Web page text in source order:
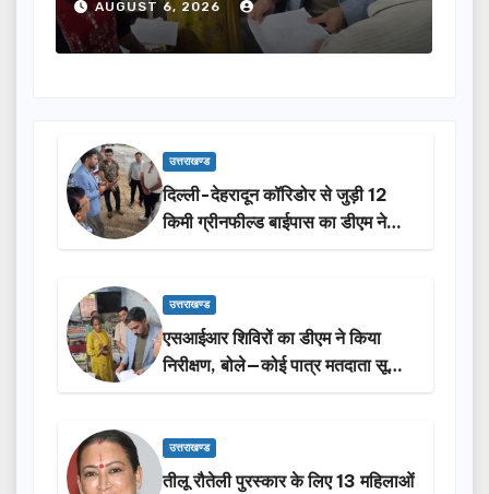
AUGUST 6, 2026
उत्तराखण्ड
दिल्ली-देहरादून कॉरिडोर से जुड़ी 12
किमी ग्रीनफील्ड बाईपास का डीएम ने
किया निरीक्षण…
उत्तराखण्ड
एसआईआर शिविरों का डीएम ने किया
निरीक्षण, बोले—कोई पात्र मतदाता सूची
से न छूटे…
उत्तराखण्ड
तीलू रौतेली पुरस्कार के लिए 13 महिलाओं